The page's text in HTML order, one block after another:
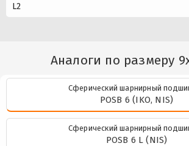
L2
Аналоги по размеру
Сферический шарнирный
POSB 6 (IKO, NIS)
Сферический шарнирный
POSB 6 L (NIS)